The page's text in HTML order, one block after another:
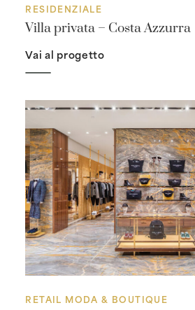
RESIDENZIALE
Villa privata – Costa Azzurra
Vai al progetto
RETAIL MODA & BOUTIQUE